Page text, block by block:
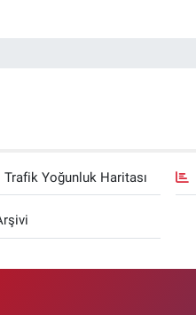
Trafik Yoğunluk Haritası